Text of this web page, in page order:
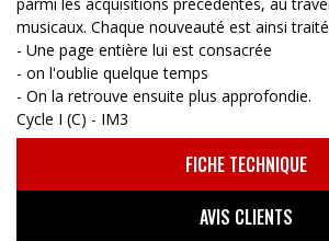
musicaux. Chaque nouveauté est ainsi
- Une page entière lui est consacrée
- on l'oublie quelque temps
- On la retrouve ensuite plus approfondie.
Cycle I (C) - IM3
FICHE TECHNIQUE
AVIS CLIENTS